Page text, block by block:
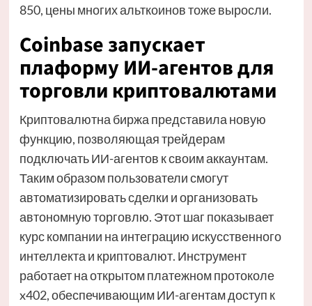
850, цены многих альткоинов тоже выросли.
Coinbase запускает
плаформу ИИ-агентов для
торговли криптовалютами
Криптовалютна биржа представила новую
функцию, позволяющая трейдерам
подключать ИИ-агентов к своим аккаунтам.
Таким образом пользователи смогут
автоматизировать сделки и организовать
автономную торговлю. Этот шаг показывает
курс компании на интеграцию искусственного
интеллекта и криптовалют. Инструмент
работает на открытом платежном протоколе
x402, обеспечивающим ИИ-агентам доступ к